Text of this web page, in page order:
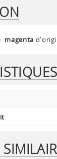
magenta